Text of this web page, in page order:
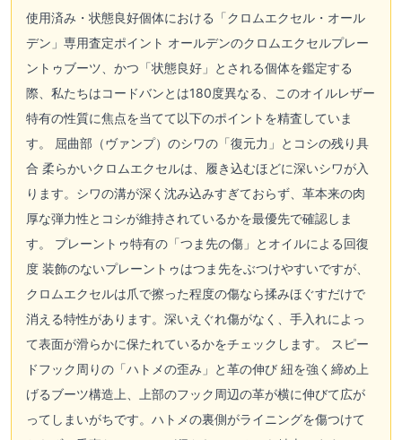
使用済み・状態良好個体における「クロムエクセル・オール
デン」専用査定ポイント オールデンのクロムエクセルプレー
ントゥブーツ、かつ「状態良好」とされる個体を鑑定する
際、私たちはコードバンとは180度異なる、このオイルレザー
特有の性質に焦点を当てて以下のポイントを精査していま
す。 屈曲部（ヴァンプ）のシワの「復元力」とコシの残り具
合 柔らかいクロムエクセルは、履き込むほどに深いシワが入
ります。シワの溝が深く沈み込みすぎておらず、革本来の肉
厚な弾力性とコシが維持されているかを最優先で確認しま
す。 プレーントゥ特有の「つま先の傷」とオイルによる回復
度 装飾のないプレーントゥはつま先をぶつけやすいですが、
クロムエクセルは爪で擦った程度の傷なら揉みほぐすだけで
消える特性があります。深いえぐれ傷がなく、手入れによっ
て表面が滑らかに保たれているかをチェックします。 スピー
ドフック周りの「ハトメの歪み」と革の伸び 紐を強く締め上
げるブーツ構造上、上部のフック周辺の革が横に伸びて広が
ってしまいがちです。ハトメの裏側がライニングを傷つけて